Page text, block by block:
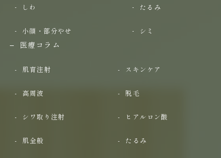
しわ たるみ
小顔・部分やせ シミ
医療コラム
肌育注射 スキンケア
高周波 脱毛
シワ取り注射 ヒアルロン酸
肌全般 たるみ